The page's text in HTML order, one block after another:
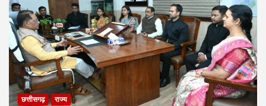
छत्तीसगढ़ राज्य